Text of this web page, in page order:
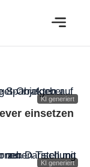
KI generiert
einsetzen
KI generiert